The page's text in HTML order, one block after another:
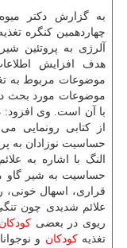
به گزارش دكتر
چهاردهمین كنگره
آلرژی به پروتئین
هدف افزایش
موضوعات مربوط به
موضوعات مورد بحث
با آن است. وی افزود:
از كتابی رونمایی
حساسیت نوزادان به
النگ با اشاره به
حساسیت به شیر گاو
قراری، اسهال
علائم شدیدی چون
ریوی در بعضیكودكان
تغذیهكودكان و